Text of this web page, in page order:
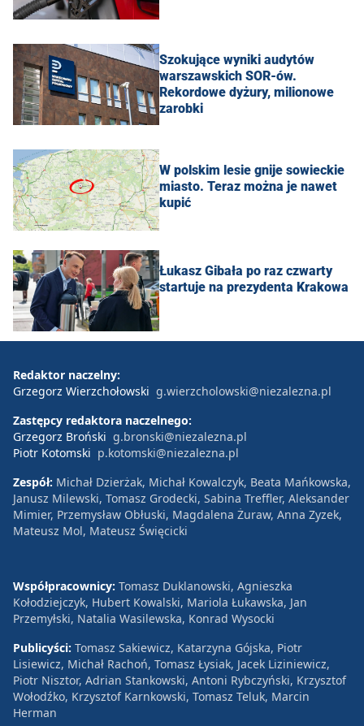
Szokujące wyniki audytów
warszawskich SOR-ów.
Rekordowe dyżury, milionowe
zarobki
W polskim lesie gnije sowieckie
miasto. Teraz można je nawet
kupić
Łukasz Gibała po raz czwarty
startuje na prezydenta Krakowa
Redaktor naczelny:
Grzegorz Wierzchołowski g.wierzcholowski@niezalezna.pl
Zastępcy redaktora naczelnego:
Grzegorz Broński g.bronski@niezalezna.pl
Piotr Kotomski p.kotomski@niezalezna.pl
Zespół: Michał Dzierżak, Michał Kowalczyk, Beata Mańkowska,
Janusz Milewski, Tomasz Grodecki, Sabina Treffler, Aleksander
Mimier, Przemysław Obłuski, Magdalena Żuraw, Anna Zyzek,
Mateusz Mol, Mateusz Święcicki
Współpracownicy: Tomasz Duklanowski, Agnieszka
Kołodziejczyk, Hubert Kowalski, Mariola Łukawska, Jan
Przemyłski, Natalia Wasilewska, Konrad Wysocki
Publicyści: Tomasz Sakiewicz, Katarzyna Gójska, Piotr
Lisiewicz, Michał Rachoń, Tomasz Łysiak, Jacek Liziniewicz,
Piotr Nisztor, Adrian Stankowski, Antoni Rybczyński, Krzysztof
Wołodźko, Krzysztof Karnkowski, Tomasz Teluk, Marcin
Herman